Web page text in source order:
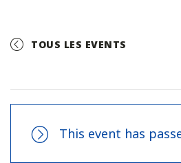
TOUS LES EVENTS
This event has